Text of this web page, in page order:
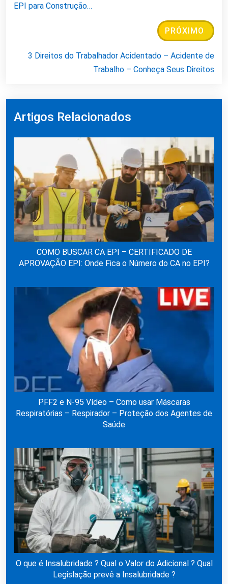
EPI para Construção…
PRÓXIMO
3 Direitos do Trabalhador Acidentado – Acidente de
Trabalho – Conheça Seus Direitos
Artigos Relacionados
COMO BUSCAR CA EPI – CERTIFICADO DE
APROVAÇÃO EPI: Onde Fica o Número do CA no EPI?
PFF2 e N-95 Vídeo – Como usar Máscaras
Respiratórias – Respirador – Proteção dos Agentes de
Saúde
O que é Insalubridade ? Qual o Valor do Adicional ? Qual
Legislação prevê a Insalubridade ?